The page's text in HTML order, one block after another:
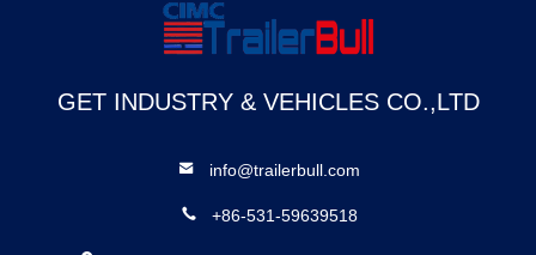
GET INDUSTRY & VEHICLES CO.,LTD
info@trailerbull.com
+86-531-59639518